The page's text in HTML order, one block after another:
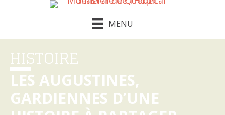
MENU
HISTOIRE
LES AUGUSTINES,
GARDIENNES D’UNE